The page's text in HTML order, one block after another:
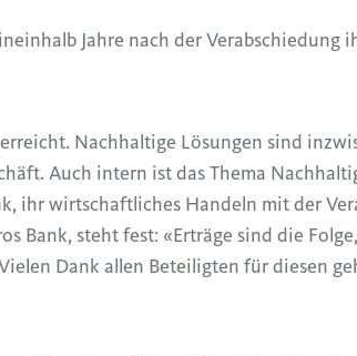
Jahre nach der
Nachhaltige Lösungen sind
Auch intern ist das Thema
ihr wirtschaftliches Handeln mit der
Bank, steht fest: «Erträge sind die
Dank allen Beteiligten für diesen